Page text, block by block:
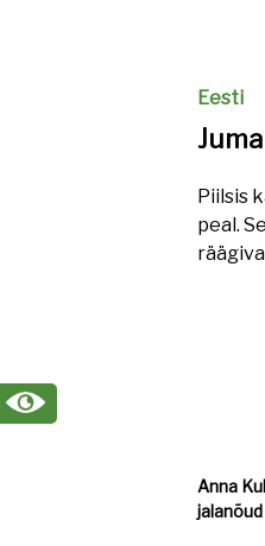
Eesti
Piilsis
peal.
Anna